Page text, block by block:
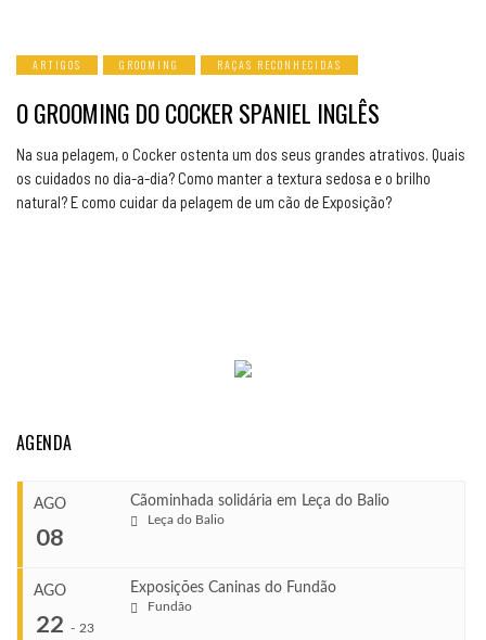
ARTIGOS GROOMING RAÇAS RECONHECIDAS
O GROOMING DO COCKER SPANIEL INGLÊS
Na sua pelagem, o Cocker ostenta um dos seus grandes atrativos. Quais
os cuidados no dia-a-dia? Como manter a textura sedosa e o brilho
natural? E como cuidar da pelagem de um cão de Exposição?
AGENDA
AGO
08
Cãominhada solidária em Leça do Balio
Leça do Balio
COMEÇA
AGO
22 - 23
Exposições Caninas do Fundão
Fundão